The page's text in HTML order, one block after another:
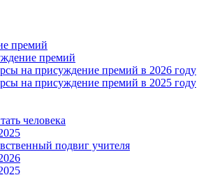
премий
премий
на присуждение премий в 2026 году
на присуждение премий в 2025 году
человека
подвиг учителя